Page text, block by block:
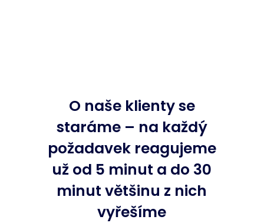
O naše klienty se
staráme – na každý
požadavek reagujeme
už od 5 minut a do 30
minut většinu z nich
vyřešíme